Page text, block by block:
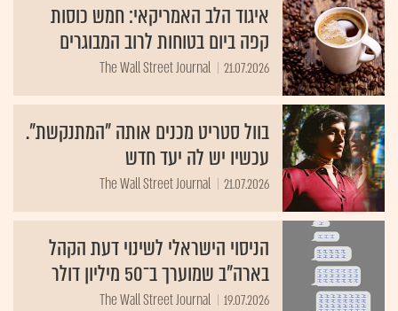
איגוד הלב האמריקאי: חמש כוסות
קפה ביום בטוחות לרוב המבוגרים
21.07.2026
The Wall Street Journal
בוול סטריט מכנים אותה "המתנקשת".
עכשיו יש לה יעד חדש
21.07.2026
The Wall Street Journal
הניסוי הישראלי לשינוי דעת הקהל
בארה"ב שמוערך ב־50 מיליון דולר
19.07.2026
The Wall Street Journal